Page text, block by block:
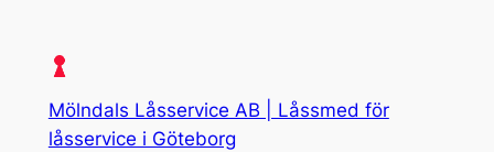
Mölndals Låsservice AB | Låssmed för
låsservice i Göteborg